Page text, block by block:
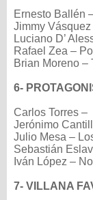
Ernesto Ballén
Jimmy
Luciano D’
Rafael Zea –
Brian Moreno –
6-
Carlos Torres
Jerónimo
Julio Mesa –
Sebastián
Iván López –
7- VILLANA